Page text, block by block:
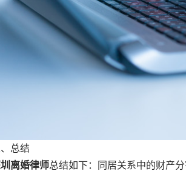
结
离婚律师总结如下：同居关系中的财产